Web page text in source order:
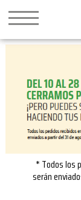
* Todos los
serán